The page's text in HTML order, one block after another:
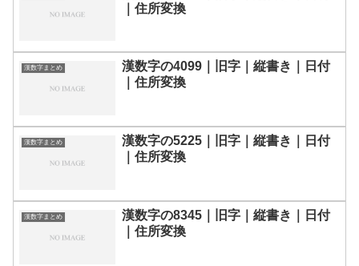
｜住所変換
漢数字まとめ
漢数字の4099｜旧字｜縦書き｜日付
｜住所変換
漢数字まとめ
漢数字の5225｜旧字｜縦書き｜日付
｜住所変換
漢数字まとめ
漢数字の8345｜旧字｜縦書き｜日付
｜住所変換